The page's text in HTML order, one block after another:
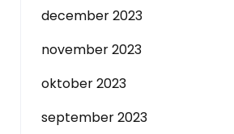
december 2023
november 2023
oktober 2023
september 2023